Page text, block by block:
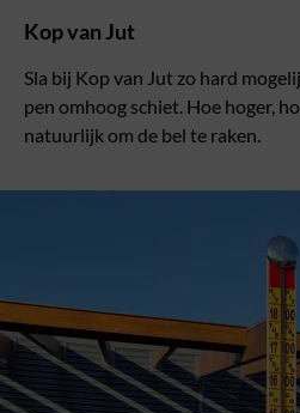
Kop van Jut
Sla bij Kop van Jut zo hard
pen omhoog schiet. Hoe hoger,
natuurlijk om de bel te raken.